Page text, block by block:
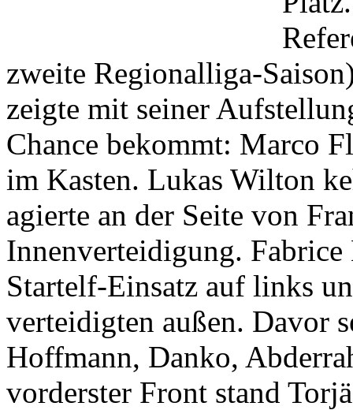
zweite Regionalliga-
zeigte mit seiner
Chance bekommt: Marco
im Kasten. Lukas Wilton
agierte an der Seite von
Innenverteidigung.
Startelf-Einsatz auf links
verteidigten außen. Davor
Hoffmann, Danko,
vorderster Front stand